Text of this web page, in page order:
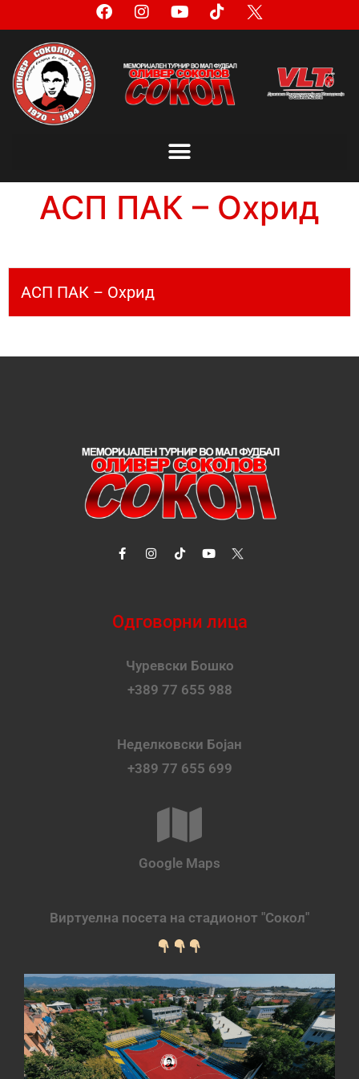
АСП ПАК – Охрид
АСП ПАК – Охрид
Одговорни лица
Чуревски Бошко
+389 77 655 988
Неделковски Бојан
+389 77 655 699
Google Maps
Виртуелна посета на стадионот "Сокол"